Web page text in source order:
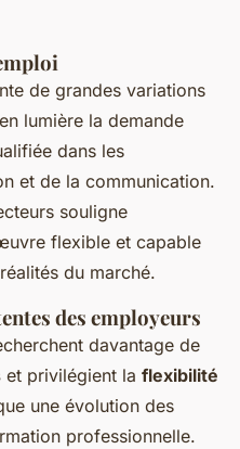
de grandes variations
lumière la demande
dans les
et de la communication.
souligne
flexible et capable
du marché.
des employeurs
davantage de
et privilégient la flexibilité
une évolution des
professionnelle.